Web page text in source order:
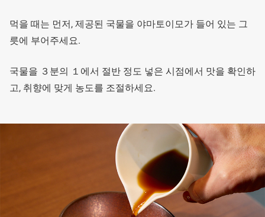
먹을 때는 먼저, 제공된 국물을 야마토이모가 들어 있는 그
릇에 부어주세요.
국물을 ３분의 １에서 절반 정도 넣은 시점에서 맛을 확인하
고, 취향에 맞게 농도를 조절하세요.